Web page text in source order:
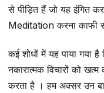
से पीड़ित हैं जो यह इंगित
Meditation करना काफी
कई शोधों में यह पाया गया
नकारात्मक विचारों को
करता है । हम अक्सर उन